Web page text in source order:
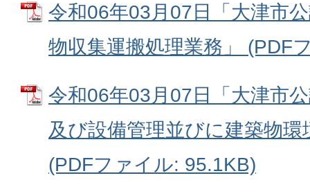
令和06年03月07日「大津市
物収集運搬処理業務」 (PDF
令和06年03月07日「大津市
及び設備管理並びに建築物環
(PDFファイル: 95.1KB)